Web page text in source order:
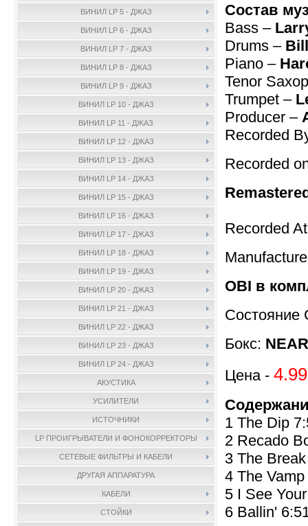
ВИНИЛ LP 5 - ДЖАЗ
ВИНИЛ LP 6 - ДЖАЗ
ВИНИЛ LP 7 - ДЖАЗ
ВИНИЛ LP 8 - ДЖАЗ
ВИНИЛ LP 9 - ДЖАЗ
ВИНИЛ LP 10 - ДЖАЗ
ВИНИЛ LP 11 - ДЖАЗ
ВИНИЛ LP 12 - ДЖАЗ
ВИНИЛ LP 13 - ДЖАЗ
ВИНИЛ LP 14 - ДЖАЗ
ВИНИЛ LP 15 - ДЖАЗ
ВИНИЛ LP 16 - ДЖАЗ
ВИНИЛ LP 17 - ДЖАЗ
ВИНИЛ LP 18 - ДЖАЗ
ВИНИЛ LP 19 - ДЖАЗ
ВИНИЛ LP 20 - ДЖАЗ
ВИНИЛ LP 21 - ДЖАЗ
ВИНИЛ LP 22 - ДЖАЗ
ВИНИЛ LP 23 - ДЖАЗ
ВИНИЛ LP 24 - ДЖАЗ
АКУСТИКА
УСИЛИТЕЛИ
ИСТОЧНИКИ
LP ПРОИГРЫВАТЕЛИ И ФОНОКОРРЕКТОРЫ
СЕТЕВЫЕ ФИЛЬТРЫ И КАБЕЛИ
ДРУГАЯ АППАРАТУРА
КАБЕЛИ
СТОЙКИ
Состав
Bass –
Drums –
Piano –
Tenor
Trumpet –
Producer –
Recorded
Recorded
Recorded
OBI в
Состояние
Бокс:
Цена -
1 The Dip
2 Recado
3 The
4 The
5 I See
6 Ballin'